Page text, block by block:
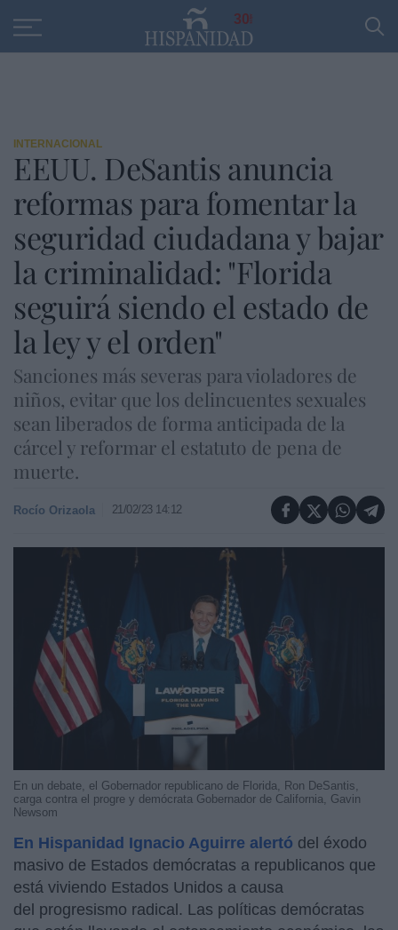
30
INTERNACIONAL
EEUU. DeSantis anuncia
reformas para fomentar la
seguridad ciudadana y bajar
la criminalidad: "Florida
seguirá siendo el estado de
la ley y el orden"
Sanciones más severas para violadores de
niños, evitar que los delincuentes sexuales
sean liberados de forma anticipada de la
cárcel y reformar el estatuto de pena de
muerte.
Rocío Orizaola 21/02/23 14:12
En un debate, el Gobernador republicano de Florida, Ron DeSantis,
carga contra el progre y demócrata Gobernador de California, Gavin
Newsom
En Hispanidad Ignacio Aguirre alertó del éxodo
masivo de Estados demócratas a republicanos que
está viviendo Estados Unidos a causa
del progresismo radical. Las políticas demócratas